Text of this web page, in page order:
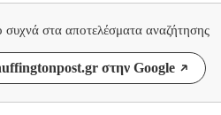
συχνά στα αποτελέσματα αναζήτησης
στην Google